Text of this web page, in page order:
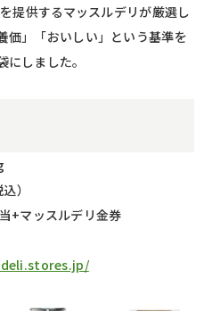
提供するマッスルデリが厳選し
価」「おいしい」という基準を
しました。
）
+マッスルデリ金券